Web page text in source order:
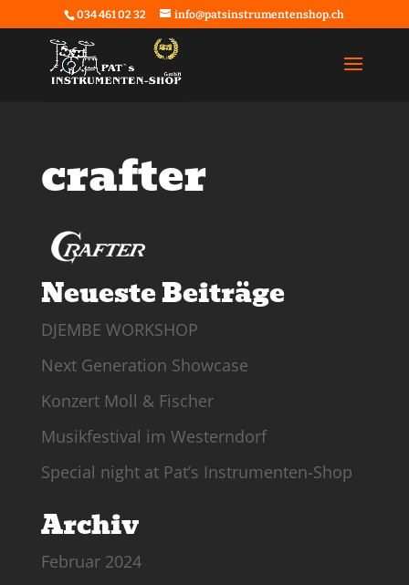
034 461 02 32 info@patsinstrumentenshop.ch
crafter
Neueste Beiträge
DJEMBE WORKSHOP
Next Generation Showcase
Konzert Moll & Fischer
Musikfestival im Westerndorf
Special night at Pat’s Instrumenten-Shop
Archiv
Februar 2024